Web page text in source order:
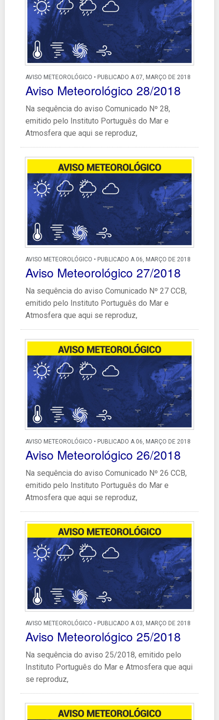
AVISO METEOROLÓGICO • PUBLICADO A 07, MARÇO DE 2018
Aviso Meteorológico 28/2018
Na sequência do aviso Comunicado Nº 28,
emitido pelo Instituto Português do Mar e
Atmosfera que aqui se reproduz,
AVISO METEOROLÓGICO • PUBLICADO A 06, MARÇO DE 2018
Aviso Meteorológico 27/2018
Na sequência do aviso Comunicado Nº 27 CCB,
emitido pelo Instituto Português do Mar e
Atmosfera que aqui se reproduz,
AVISO METEOROLÓGICO • PUBLICADO A 06, MARÇO DE 2018
Aviso Meteorológico 26/2018
Na sequência do aviso Comunicado Nº 26 CCB,
emitido pelo Instituto Português do Mar e
Atmosfera que aqui se reproduz,
AVISO METEOROLÓGICO • PUBLICADO A 03, MARÇO DE 2018
Aviso Meteorológico 25/2018
Na sequência do aviso 25/2018, emitido pelo
Instituto Português do Mar e Atmosfera que aqui
se reproduz,